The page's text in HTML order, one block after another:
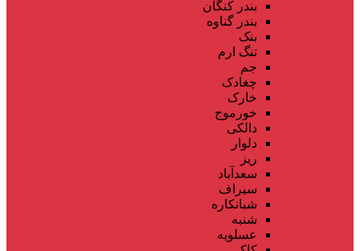
بندر کنگان
بندر گناوه
بنک
تنگ ارم
جم
چغادک
خارک
خورموج
دالکی
دلوار
ریز
سعدآباد
سیراف
شبانکاره
شنبه
عسلویه